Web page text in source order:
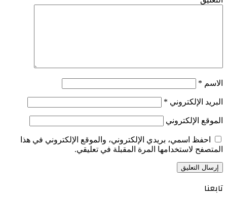
الاسم *
البريد الإلكتروني *
الموقع الإلكتروني
احفظ اسمي، بريدي الإلكتروني، والموقع الإلكتروني في هذا
المتصفح لاستخدامها المرة المقبلة في تعليقي.
تابعنا